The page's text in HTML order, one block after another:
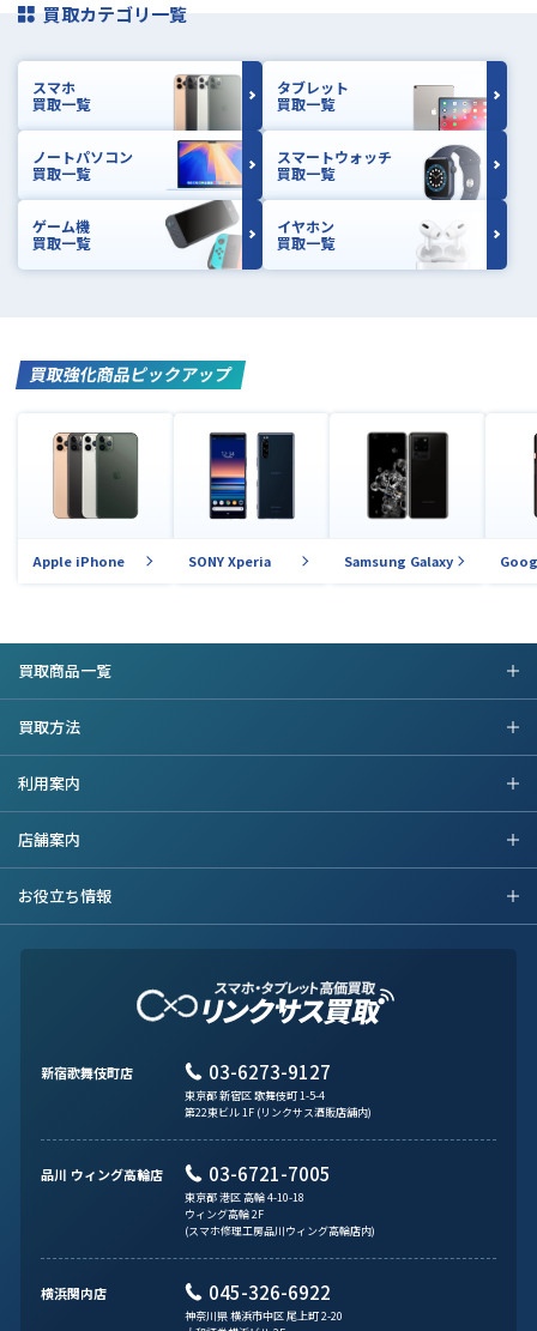
買取カテゴリ一覧
スマホ
買取一覧
タブレット
買取一覧
ノートパソコン
買取一覧
スマートウォッチ
買取一覧
ゲーム機
買取一覧
イヤホン
買取一覧
買取強化商品ピックアップ
Apple iPhone SONY Xperia Samsung Galaxy
買取商品一覧
買取方法
利用案内
店舗案内
お役立ち情報
新宿歌舞伎町店 03-6273-9127
東京都 新宿区 歌舞伎町 1-5-4
第22東ビル 1F (リンクサス酒販店舗内)
品川 ウィング高輪店 03-6721-7005
東京都 港区 高輪 4-10-18
ウィング高輪 2F
(スマホ修理工房品川ウィング高輪店内)
横浜関内店 045-326-6922
神奈川県 横浜市中区 尾上町 2-20